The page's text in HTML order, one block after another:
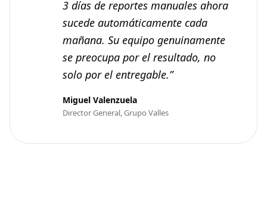
3 días de reportes manuales ahora
sucede automáticamente cada
mañana. Su equipo genuinamente
se preocupa por el resultado, no
solo por el entregable.”
Miguel Valenzuela
Director General, Grupo Valles